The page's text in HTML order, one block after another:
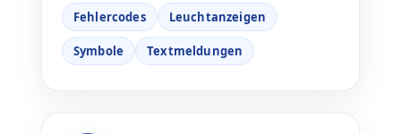
Fehlercodes Leuchtanzeigen
Symbole Textmeldungen